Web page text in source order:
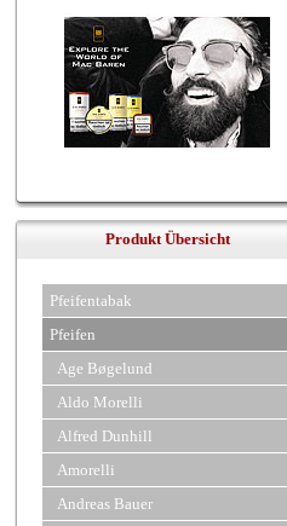
Produkt Übersicht
Pfeifentabak
Pfeifen
Age Bøgelund
Aldo Morelli
Alfred Dunhill
Amorelli
Andreas Bauer